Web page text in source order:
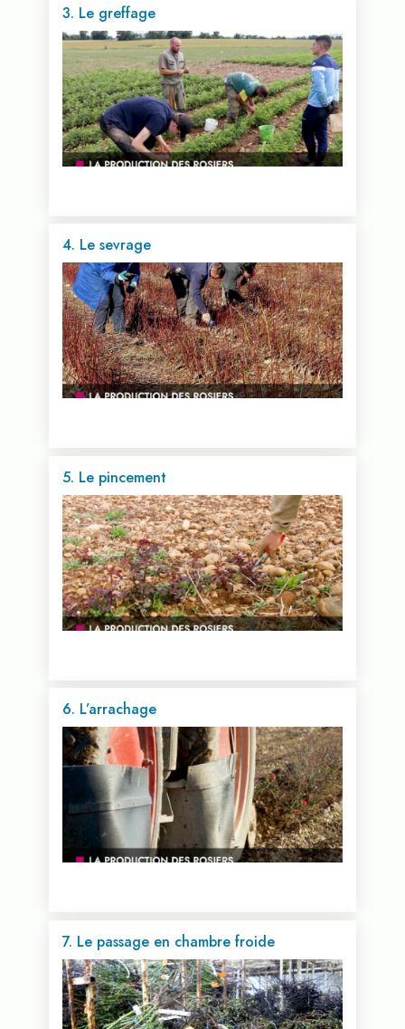
Voir cette vidéo...
3. Le greffage
Voir cette vidéo...
4. Le sevrage
Voir cette vidéo...
5. Le pincement
Voir cette vidéo...
6. L’arrachage
Voir cette vidéo...
7. Le passage en chambre froide